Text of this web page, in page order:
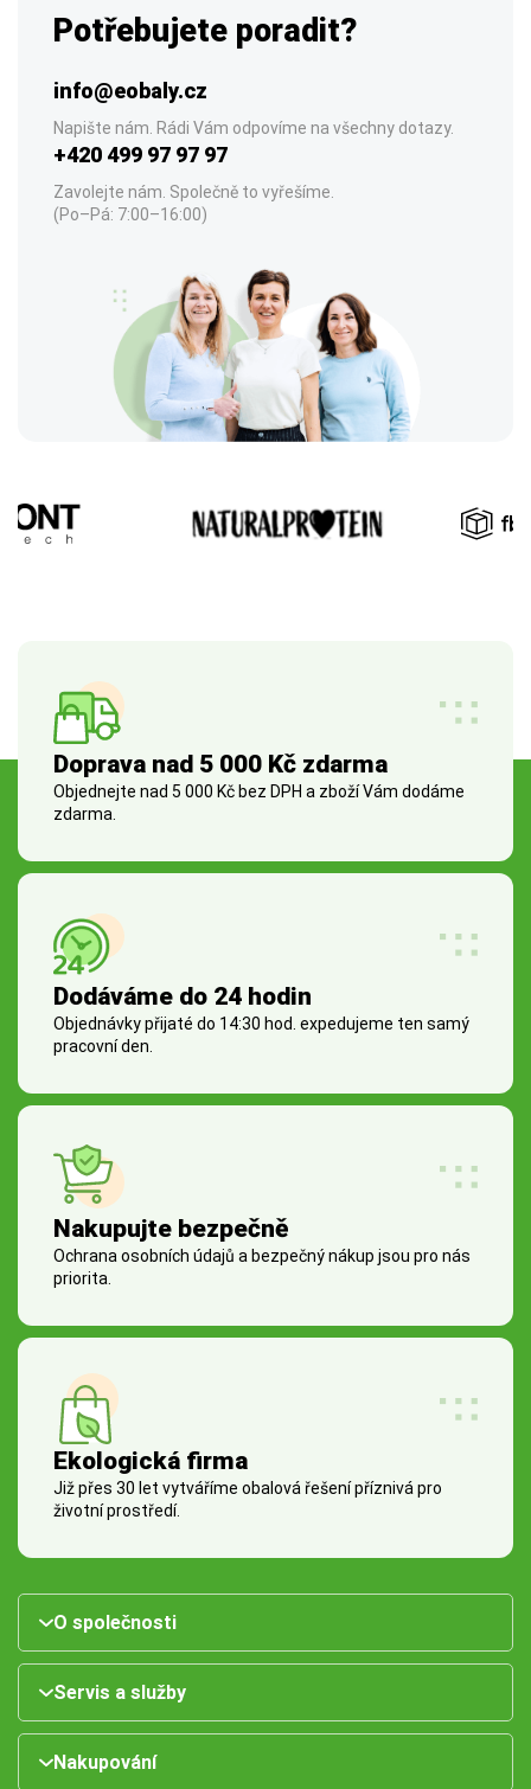
Potřebujete poradit?
info@eobaly.cz
Napište nám. Rádi Vám odpovíme na všechny dotazy.
+420 499 97 97 97
Zavolejte nám. Společně to vyřešíme.
(Po–Pá: 7:00–16:00)
Doprava nad 5 000 Kč zdarma
Objednejte nad 5 000 Kč bez DPH a zboží Vám dodáme
zdarma.
Dodáváme do 24 hodin
Objednávky přijaté do 14:30 hod. expedujeme ten samý
pracovní den.
Nakupujte bezpečně
Ochrana osobních údajů a bezpečný nákup jsou pro nás
priorita.
Ekologická firma
Již přes 30 let vytváříme obalová řešení příznivá pro
životní prostředí.
O společnosti
Servis a služby
Nakupování